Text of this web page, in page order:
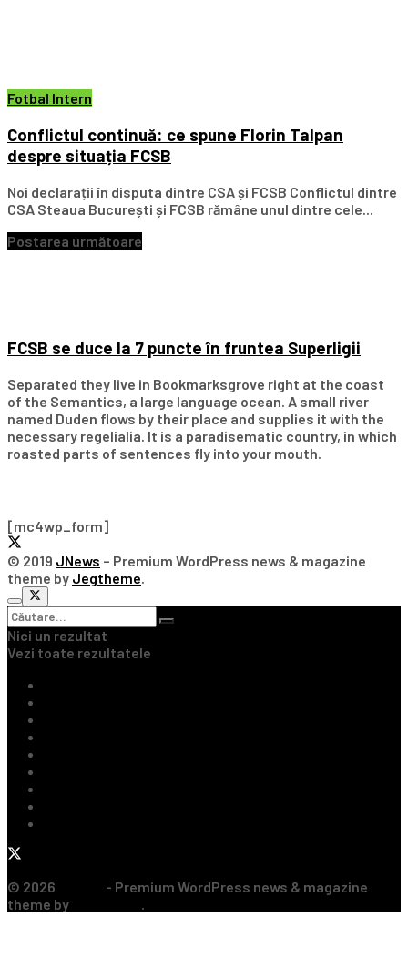
Fotbal Intern
Conflictul continuă: ce spune Florin Talpan
despre situația FCSB
Noi declarații în disputa dintre CSA și FCSB Conflictul dintre
CSA Steaua București și FCSB rămâne unul dintre cele...
Postarea următoare
FCSB se duce la 7 puncte în fruntea Superligii
Separated they live in Bookmarksgrove right at the coast
of the Semantics, a large language ocean. A small river
named Duden flows by their place and supplies it with the
necessary regelialia. It is a paradisematic country, in which
roasted parts of sentences fly into your mouth.
[mc4wp_form]
© 2019 JNews – Premium WordPress news & magazine
theme by Jegtheme
Nici un rezultat
Vezi toate rezultatele
© 2026
- Premium WordPress news & magazine
theme by
.